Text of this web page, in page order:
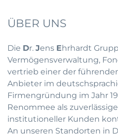
ÜBER UNS
Die Dr. Jens Ehrhardt
Vermögensverwaltung,
vertrieb einer der
Anbieter im
Firmengründung im Jahr
Renommee als
institutioneller Kunden
An unseren Standorten in